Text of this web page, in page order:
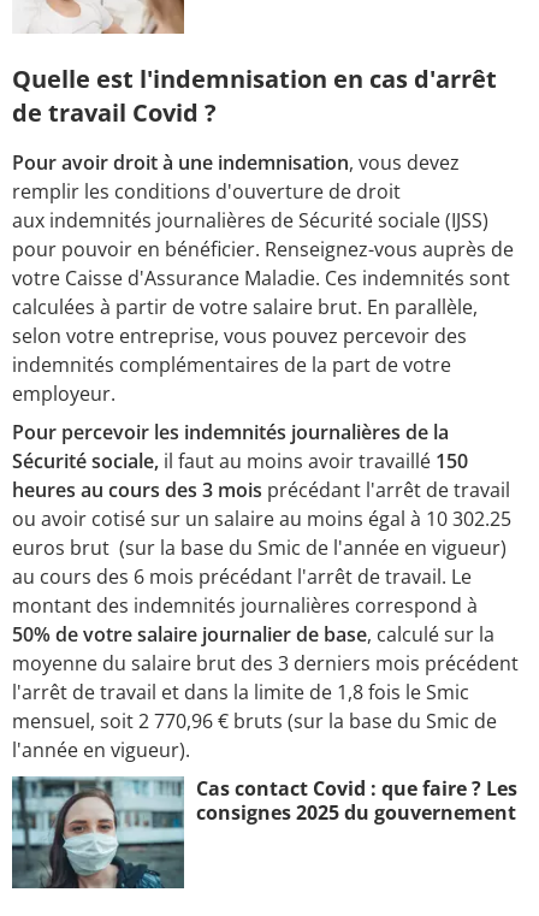
Quelle est l'indemnisation en cas d'arrêt
de travail Covid ?
Pour avoir droit à une indemnisation, vous devez
remplir les conditions d'ouverture de droit
aux indemnités journalières de Sécurité sociale (IJSS)
pour pouvoir en bénéficier. Renseignez-vous auprès de
votre Caisse d'Assurance Maladie. Ces indemnités sont
calculées à partir de votre salaire brut. En parallèle,
selon votre entreprise, vous pouvez percevoir des
indemnités complémentaires de la part de votre
employeur.
Pour percevoir les indemnités journalières de la
Sécurité sociale, il faut au moins avoir travaillé 150
heures au cours des 3 mois précédant l'arrêt de travail
ou avoir cotisé sur un salaire au moins égal à 10 302.25
euros brut (sur la base du Smic de l'année en vigueur)
au cours des 6 mois précédant l'arrêt de travail. Le
montant des indemnités journalières correspond à
50%de votre salaire journalier de base, calculé sur la
moyenne du salaire brut des 3 derniers mois précédent
l'arrêt de travail et dans la limite de 1,8 fois le Smic
mensuel, soit 2 770,96 € bruts (sur la base du Smic de
l'année en vigueur).
Cas contact Covid : que faire ? Les
consignes 2025 du gouvernement